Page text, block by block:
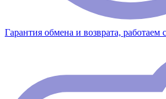
Гарантия обмена и возврата, работаем